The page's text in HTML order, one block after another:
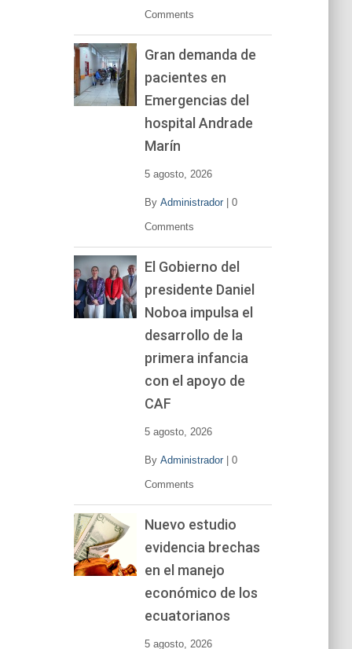
Comments
Gran demanda de
pacientes en
Emergencias del
hospital Andrade
Marín
5 agosto, 2026
By Administrador| 0
Comments
El Gobierno del
presidente Daniel
Noboa impulsa el
desarrollo de la
primera infancia
con el apoyo de
CAF
5 agosto, 2026
By Administrador| 0
Comments
Nuevo estudio
evidencia brechas
en el manejo
económico de los
ecuatorianos
5 agosto, 2026